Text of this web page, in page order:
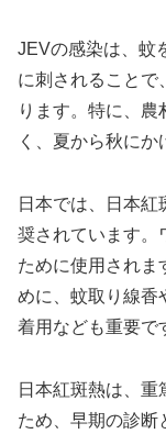
JEVの感染は、蚊
に刺されることで
ります。特に、
く、夏から秋にか
日本では、日本
奨されています。
ために使用されま
めに、蚊取り線香
着用なども重要で
日本紅斑熱は、
ため、早期の診断